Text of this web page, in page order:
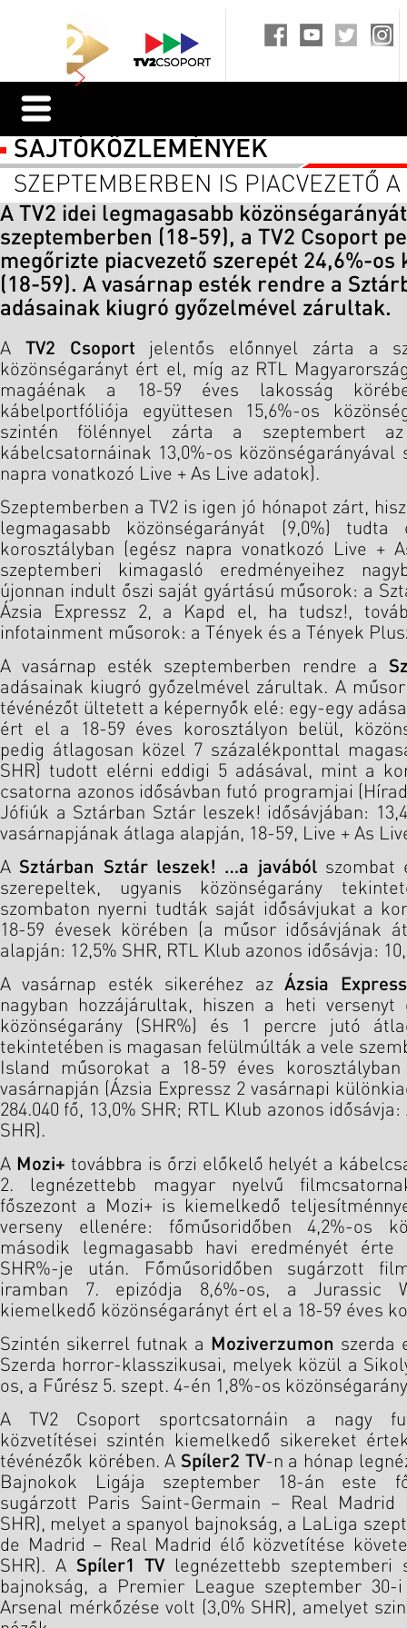
SAJTÓKÖZLEMÉNYEK
SZEPTEMBERBEN IS PIACVEZETŐ A
A TV2 idei legmagasabb
szeptemberben (18-59), a TV2 Csoport
megőrizte piacvezető szerepét 24,6%-os
(18-59). A vasárnap esték rendre a
adásainak kiugró győzelmével zárultak.
A TV2 Csoport jelentős előnnyel zárta a
közönségarányt ért el, míg az RTL
magáénak a 18-59 éves lakosság
kábelportfóliója együttesen 15,6%-os
szintén fölénnyel zárta a szeptembert az
kábelcsatornáinak 13,0%-os közönségarányával
napra vonatkozó Live + As Live adatok).
Szeptemberben a TV2 is igen jó hónapot zárt,
legmagasabb közönségarányát (9,0%)
korosztályban (egész napra vonatkozó Live +
szeptemberi kimagasló eredményeihez
újonnan indult őszi saját gyártású műsorok: a
Ázsia Expressz 2, a Kapd el, ha tudsz!,
infotainment műsorok: a Tények és a Tények
A vasárnap esték szeptemberben rendre a
adásainak kiugró győzelmével zárultak. A
tévénézőt ültetett a képernyők elé: egy-egy
ért el a 18-59 éves korosztályon belül,
pedig átlagosan közel 7 százalékponttal
SHR) tudott elérni eddigi 5 adásával, mint a
csatorna azonos idősávban futó programjai
Jófiúk a Sztárban Sztár leszek! idősávjában:
vasárnapjának átlaga alapján, 18-59, Live + As
ASztárban Sztár leszek! …a javábólszombat
szerepeltek, ugyanis közönségarány
szombaton nyerni tudták saját idősávjukat a
18-59 évesek körében (a műsor idősávjának
alapján: 12,5% SHR, RTL Klub azonos idősávja:
A vasárnap esték sikeréhez azÁzsia
nagyban hozzájárultak, hiszen a heti versenyt
közönségarány (SHR%) és 1 percre jutó
tekintetében is magasan felülmúlták a vele
Island műsorokat a 18-59 éves
vasárnapján (Ázsia Expressz 2 vasárnapi
284.040 fő, 13,0% SHR; RTL Klub azonos idősávja:
SHR).
A Mozi+ továbbra is őrzi előkelő helyét a
2. legnézettebb magyar nyelvű
főszezont a Mozi+ is kiemelkedő
verseny ellenére: főműsoridőben 4,2%-os
második legmagasabb havi eredményét
SHR%-je után. Főműsoridőben sugárzott
iramban 7. epizódja 8,6%-os, a Jurassic
kiemelkedő közönségarányt ért el a 18-59 éves
Szintén sikerrel futnak a
Moziverzumon szerda
Szerda horror-klasszikusai, melyek közül a
os, a Fűrész 5. szept. 4-én 1,8%-os
A TV2 Csoport sportcsatornáin a nagy
közvetítései szintén kiemelkedő sikereket
tévénézők körében. A Spíler2 TV-n a hónap
Bajnokok Ligája szeptember 18-án este
sugárzott Paris Saint-Germain – Real Madrid
SHR), melyet a spanyol bajnokság, a LaLiga
de Madrid – Real Madrid élő közvetítése
SHR). A Spíler1 TV legnézettebb szeptemberi
bajnokság, a Premier League szeptember
Arsenal mérkőzése volt (3,0% SHR), amelyet